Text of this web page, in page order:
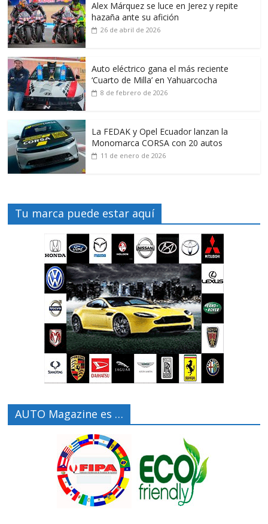
Alex Márquez se luce en Jerez y repite
hazaña ante su afición
26 de abril de 2026
Auto eléctrico gana el más reciente
‘Cuarto de Milla’ en Yahuarcocha
8 de febrero de 2026
La FEDAK y Opel Ecuador lanzan la
Monomarca CORSA con 20 autos
11 de enero de 2026
Tu marca puede estar aquí
AUTO Magazine es …